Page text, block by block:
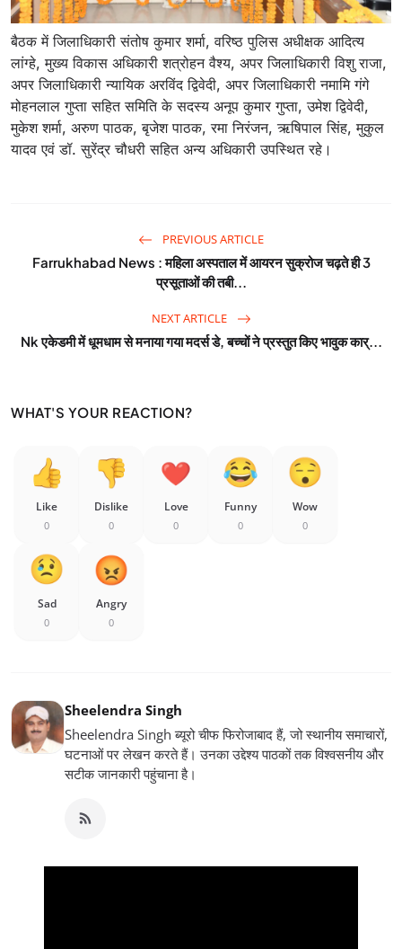
बैठक में जिलाधिकारी संतोष कुमार शर्मा, वरिष्ठ पुलिस अधीक्षक आदित्य
लांग्हे, मुख्य विकास अधिकारी शत्रोहन वैश्य, अपर जिलाधिकारी विशु राजा,
अपर जिलाधिकारी न्यायिक अरविंद द्विवेदी, अपर जिलाधिकारी नमामि गंगे
मोहनलाल गुप्ता सहित समिति के सदस्य अनूप कुमार गुप्ता, उमेश द्विवेदी,
मुकेश शर्मा, अरुण पाठक, बृजेश पाठक, रमा निरंजन, ऋषिपाल सिंह, मुकुल
यादव एवं डॉ. सुरेंद्र चौधरी सहित अन्य अधिकारी उपस्थित रहे।
PREVIOUS ARTICLE
Farrukhabad News : महिला अस्पताल में आयरन सुक्रोज चढ़ते ही 3
प्रसूताओं की तबी...
NEXT ARTICLE
Nk एकेडमी में धूमधाम से मनाया गया मदर्स डे, बच्चों ने प्रस्तुत किए भावुक कार्...
WHAT'S YOUR REACTION?
Like
0
Dislike
0
Love
0
Funny
0
Wow
0
Sad
0
Angry
0
Sheelendra Singh
Sheelendra Singh ब्यूरो चीफ फिरोजाबाद हैं, जो स्थानीय समाचारों,
घटनाओं पर लेखन करते हैं। उनका उद्देश्य पाठकों तक विश्वसनीय और
सटीक जानकारी पहुंचाना है।